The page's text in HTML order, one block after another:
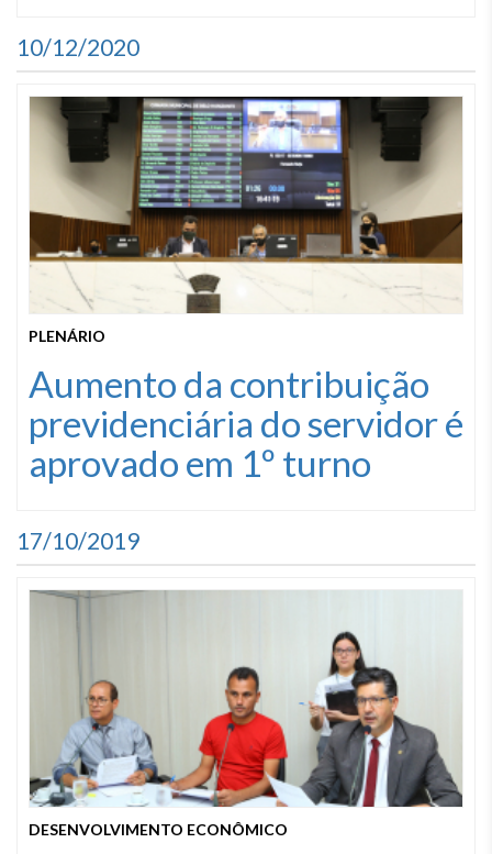
10/12/2020
PLENÁRIO
Aumento da contribuição
previdenciária do servidor é
aprovado em 1º turno
17/10/2019
DESENVOLVIMENTO ECONÔMICO